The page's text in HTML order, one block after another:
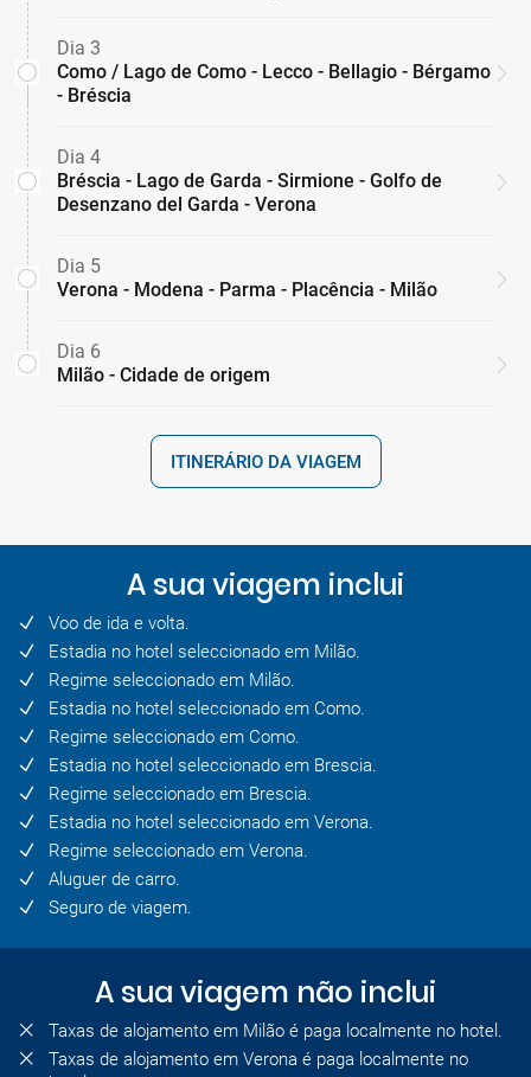
Dia 3
Como / Lago de Como - Lecco - Bellagio - Bérgamo
- Bréscia
Dia 4
Bréscia - Lago de Garda - Sirmione - Golfo de
Desenzano del Garda - Verona
Dia 5
Verona - Modena - Parma - Placência - Milão
Dia 6
Milão - Cidade de origem
ITINERÁRIO DA VIAGEM
A sua viagem inclui
Voo de ida e volta.
Estadia no hotel seleccionado em Milão.
Regime seleccionado em Milão.
Estadia no hotel seleccionado em Como.
Regime seleccionado em Como.
Estadia no hotel seleccionado em Brescia.
Regime seleccionado em Brescia.
Estadia no hotel seleccionado em Verona.
Regime seleccionado em Verona.
Aluguer de carro.
Seguro de viagem.
A sua viagem não inclui
Taxas de alojamento em Milão é paga localmente no hotel.
Taxas de alojamento em Verona é paga localmente no